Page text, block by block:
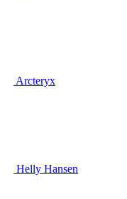
Arcteryx
Helly Hansen